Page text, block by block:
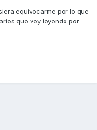
equivocarme por lo que
que voy leyendo por